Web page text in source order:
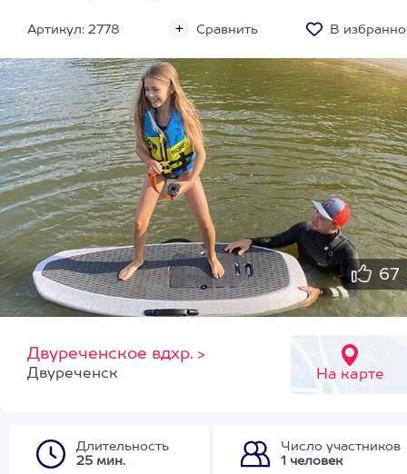
Артикул: 2778 Сравнить В
67
Двуреченское вдхр. >
На карте
Двуреченск
Длительность
25 мин.
Число участников
1 человек